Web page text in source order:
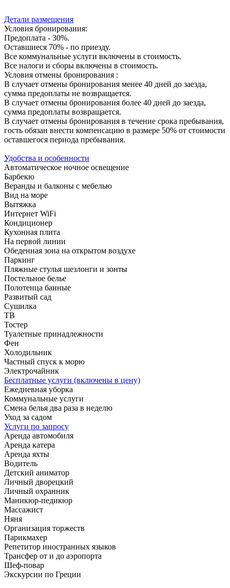
Детали размещения
Условия бронирования:
Предоплата - 30%.
Оставшиеся 70% - по приезду.
Все коммунальные услуги включены в стоимость.
Все налоги и сборы включены в стоимость.
Условия отмены бронирования :
В случает отмены бронирования менее 40 дней до заезда,
сумма предоплаты не возвращается.
В случает отмены бронирования более 40 дней до заезда,
сумма предоплаты возвращается.
В случает отмены бронирования в течение срока пребывания,
гость обязан внести компенсацию в размере 50% от стоимости
оставшегося периода пребывания.
Удобства и особенности
Автоматическое ночное освещение
Барбекю
Веранды и балконы с мебелью
Вид на море
Вытяжка
Интернет WiFi
Кондиционер
Кухонная плита
На первой линии
Обеденная зона на открытом воздухе
Паркинг
Пляжные стулья шезлонги и зонты
Постельное белье
Полотенца банные
Развитый сад
Сушилка
ТВ
Тостер
Туалетные принадлежности
Фен
Холодильник
Частный спуск к морю
Электрочайник
Бесплатные услуги (включены в цену)
Ежедневная уборка
Коммунальные услуги
Смена белья два раза в неделю
Уход за садом
Услуги по запросу
Аренда автомобиля
Аренда катера
Аренда яхты
Водитель
Детский аниматор
Личный дворецкий
Личный охранник
Маникюр-педикюр
Массажист
Няня
Организация торжеств
Парикмахер
Репетитор иностранных языков
Трансфер от и до аэропорта
Шеф-повар
Экскурсии по Греции